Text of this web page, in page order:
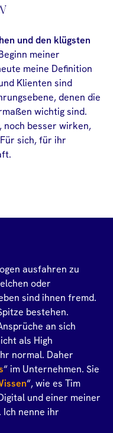
und den klügsten
meiner
meine Definition
Klienten sind
denen die
wichtig sind.
noch besser wirken,
sich, für ihr
ausfahren zu
oder
sind ihnen fremd.
bestehen.
an sich
als High
normal. Daher
“ im Unternehmen. Sie
“, wie es Tim
und einer meiner
nenne ihr